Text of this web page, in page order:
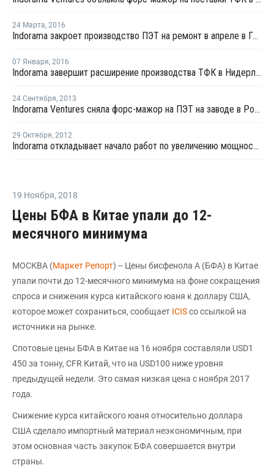
24 Марта, 2016
Indorama закроет производство ПЭТ на ремонт в апреле в Голландии
07 Января, 2016
Indorama завершит расширение производства ТФК в Нидерландах во втором квартале 2016 года
24 Сентября, 2013
Indorama Ventures сняла форс-мажор на ПЭТ на заводе в Роттердаме
29 Октября, 2012
Indorama откладывает начало работ по увеличению мощностей завода по производству ПЭТ в Роттердаме
19 Ноября, 2018
Цены БФА в Китае упали до 12-
месячного минимума
МОСКВА (Маркет Репорт) -- Цены бисфенола A (БФА) в Китае
упали почти до 12-месячного минимума на фоне сокращения
спроса и снижения курса китайского юаня к доллару США,
которое может сохраниться, сообщает ICISсо ссылкой на
источники на рынке.
Спотовые цены БФА в Китае на 16 ноября составляли USD1
450 за тонну, CFR Китай, что на USD100 ниже уровня
предыдущей недели. Это самая низкая цена с ноября 2017
года.
Снижение курса китайского юаня относительно доллара
США сделало импортный материал неэкономичным, при
этом основная часть закупок БФА совершается внутри
страны.